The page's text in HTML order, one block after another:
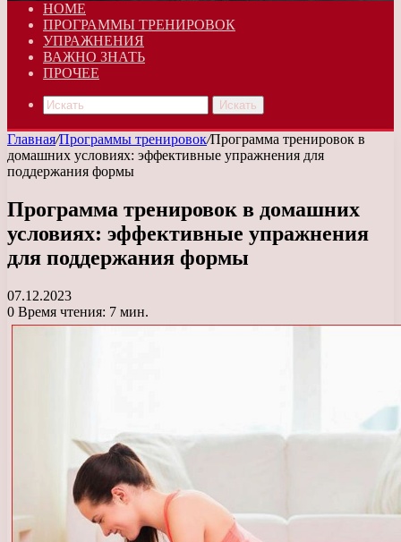
HOME
ПРОГРАММЫ ТРЕНИРОВОК
УПРАЖНЕНИЯ
ВАЖНО ЗНАТЬ
ПРОЧЕЕ
Искать
Главная/Программы тренировок/Программа тренировок в
домашних условиях: эффективные упражнения для
поддержания формы
Программа тренировок в домашних
условиях: эффективные упражнения
для поддержания формы
07.12.2023
0 Время чтения: 7 мин.